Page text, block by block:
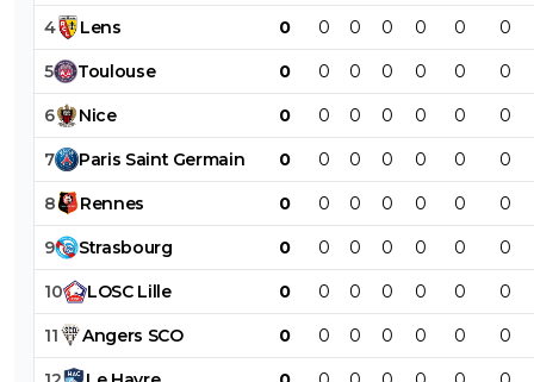
4 Lens 0 0 0 0 0 0 0
5 Toulouse 0 0 0 0 0 0 0
6 Nice 0 0 0 0 0 0 0
7 Paris Saint Germain 0 0 0 0 0 0 0
8 Rennes 0 0 0 0 0 0 0
9 Strasbourg 0 0 0 0 0 0 0
10 LOSC Lille 0 0 0 0 0 0 0
11 Angers SCO 0 0 0 0 0 0 0